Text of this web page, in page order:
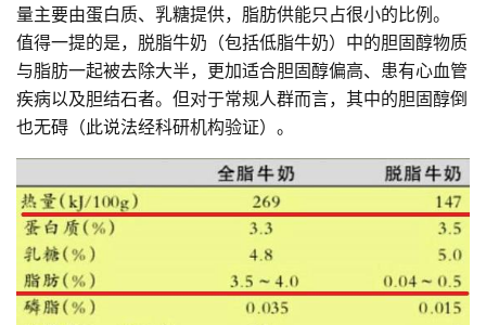
量主要由蛋白质、乳糖提供，脂肪供能只占很小的比例。
值得一提的是，脱脂牛奶（包括低脂牛奶）中的胆固醇物质
与脂肪一起被去除大半，更加适合胆固醇偏高、患有心血管
疾病以及胆结石者。但对于常规人群而言，其中的胆固醇倒
也无碍（此说法经科研机构验证）。